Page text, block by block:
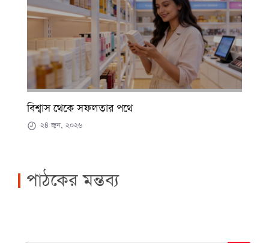
বিশ্বাস থেকে সফলতার পথে
২৪ জুন, ২০২৬
পাঠকের মন্তব্য